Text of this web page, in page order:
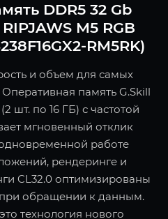
DDR5 32 Gb
M5 RGB
RM5RK)
и объем для самых
память G.Skill
шт. по 16 ГБ) с частотой
мгновенный отклик
работе
рендеринге и
CL32.0 оптимизированы
обращении к данным.
технология нового